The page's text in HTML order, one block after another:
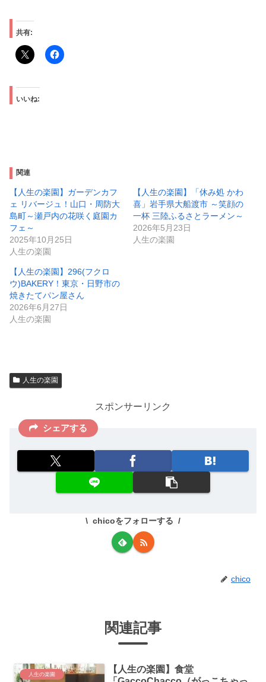
共有:
いいね:
関連
【人生の楽園】ガーデンカフ
ェ リバージュ！山口・周防大
島町～瀬戸内の花咲く庭園カ
フェ～
2025年10月25日
人生の楽園
【人生の楽園】「休み処 かわ
喜」岩手県大船渡市 ～笑顔の
一杯 三陸ふるさとラーメン～
2026年5月23日
人生の楽園
【人生の楽園】296(フクロ
ウ)BAKERY！東京・日野市の
焼きたてパン屋さん
2026年6月27日
人生の楽園
人生の楽園
スポンサーリンク
シェアする
chicoをフォローする
chico
関連記事
人生の楽園
【人生の楽園】食堂